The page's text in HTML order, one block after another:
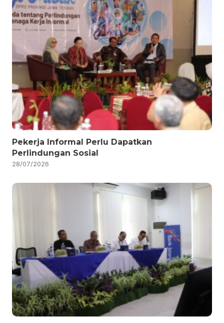
Pekerja Informal Perlu Dapatkan
Perlindungan Sosial
28/07/2026